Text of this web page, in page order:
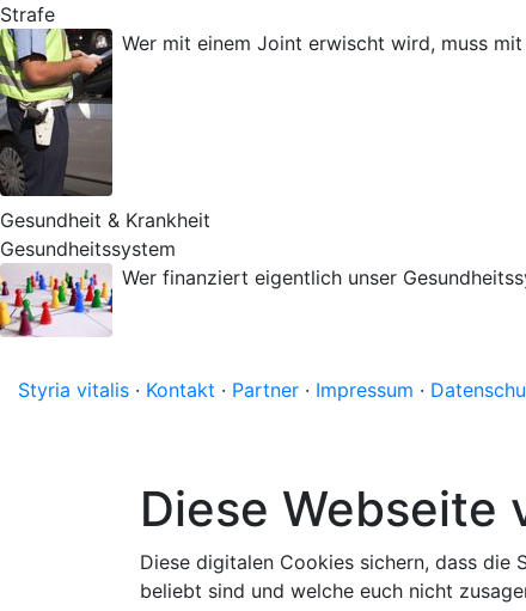
Strafe
Wer mit einem Joint erwischt wird, muss mit
Gesundheit & Krankheit
Gesundheitssystem
Wer finanziert eigentlich unser
Styria vitalis · Kontakt · Partner · Impressum ·
Diese Webseite
Diese digitalen Cookies sichern, dass die
beliebt sind und welche euch nicht